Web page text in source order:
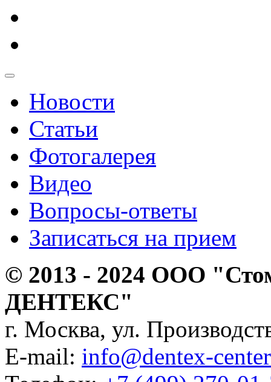
Новости
Статьи
Фотогалерея
Видео
Вопросы-ответы
Записаться на прием
© 2013 - 2024 ООО
ДЕНТЕКС"
г. Москва, ул.
E-mail: info@dentex-